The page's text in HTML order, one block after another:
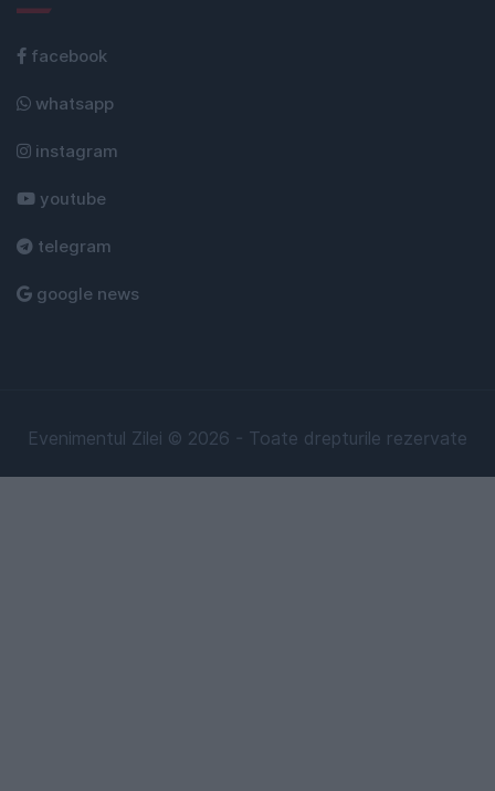
facebook
whatsapp
instagram
youtube
telegram
google news
Evenimentul Zilei © 2026 - Toate drepturile rezervate